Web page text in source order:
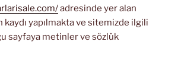
adresinde yer alan
kaydı yapılmakta ve sitemizde ilgili
sayfaya metinler ve sözlük